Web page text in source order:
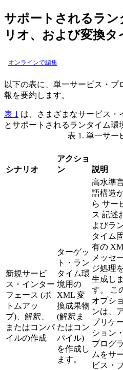
サポートされるラン
リオ、および変換タ
オンラインで編集
以下の表に、単一サービス・
報を要約します。
表 1 は、さまざまなサービス・
とサポートされるランタイム環
表 1. 単一サー
シナリオ
アクショ
ン
説明
新規サービ
ス・インター
フェース (ボ
トムアッ
プ)、解釈、
またはコンパ
イルの作成
ターゲッ
ト・ラン
タイム環
境用の
XML 変
換成果物
(解釈ま
たはコン
パイル)
を作成し
ます。
高水準
語構造
ら サー
ス 記述
よびラ
タイム固
有の
メッセ
ジ処理
生成しま
す。 こ
オプショ
ンは、
プリケ
ション・
プログラ
ムをサ
ビス・